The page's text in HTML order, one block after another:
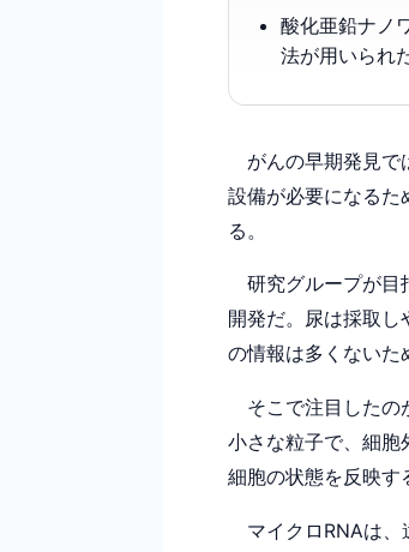
酸化亜鉛ナノ
法が用いられた
がんの早期発見で
設備が必要になるた
る。
研究グループが目
開発だ。尿は採取
の情報は多くないた
そこで注目したの
小さな粒子で、細胞
細胞の状態を反映す
マイクロRNAは、